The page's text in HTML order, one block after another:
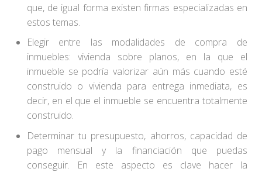
que, de igual forma existen firmas especializadas en
estos temas.
Elegir entre las modalidades de compra de
inmuebles: vivienda sobre planos, en la que el
inmueble se podría valorizar aún más cuando esté
construido o vivienda para entrega inmediata, es
decir, en el que el inmueble se encuentra totalmente
construido.
Determinar tu presupuesto, ahorros, capacidad de
pago mensual y la financiación que puedas
conseguir. En este aspecto es clave hacer la